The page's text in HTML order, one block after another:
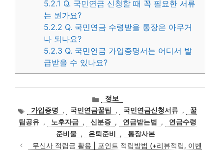
5.2.1 Q. 국민연금 신청할 때 꼭 필요한 서류
는 뭔가요?
5.2.2 Q. 국민연금 수령받을 통장은 아무거
나 되나요?
5.2.3 Q. 국민연금 가입증명서는 어디서 발
급받을 수 있나요?
카
테
고
리
정보
태
그
가입증명 , 국민연금꿀팁 , 국민연금신청서류 ,
꿀
팁공유 , 노후자금 , 신분증 , 연금받는법 ,
연금수령
준비물 , 은퇴준비 ,
통장사본
무신사 적립금 활용 | 포인트 적립방법 (+리뷰적립, 이벤